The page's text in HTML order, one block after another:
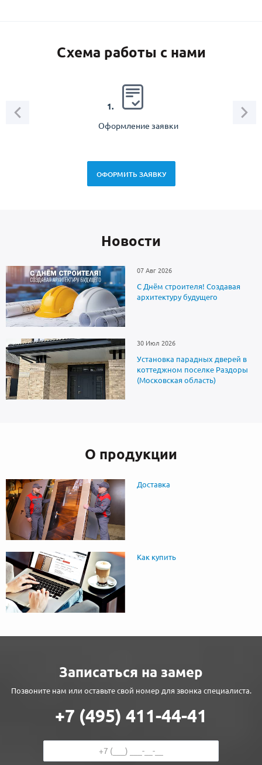
Схема работы с нами
1.
Оформление заявки
ОФОРМИТЬ ЗАЯВКУ
Новоcти
07 Авг 2026
С Днём строителя! Создавая
архитектуру будущего
30 Июл 2026
Установка парадных дверей в
коттеджном поселке Раздоры
(Московская область)
О продукции
Доставка
Как купить
Записаться на замер
Позвоните нам или оставьте свой номер для звонка специалиста.
+7 (495) 411-44-41